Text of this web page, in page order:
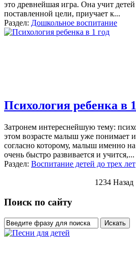
это древнейшая игра. Она учит детей
поставленной цели, приучает к...
Раздел: Дошкольное воспитание
Психология ребенка в
Затронем интереснейшую тему:
этом возрасте малыш уже понимает
согласно которому, малыш именно
очень быстро развивается и учится,...
Раздел: Воспитание детей до трех лет
1 234 Назад
Поиск по сайту